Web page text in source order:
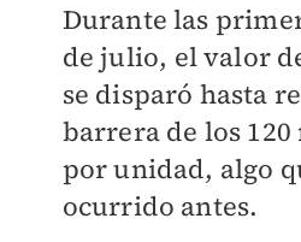
Durante las
de julio, el valor
se disparó hasta
barrera de los
por unidad, algo
ocurrido antes.